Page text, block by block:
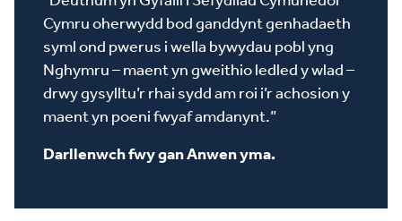
Cymru oherwydd bod ganddynt genhadaeth
syml ond pwerus i wella bywydau pobl yng
Nghymru – maent yn gweithio ledled y wlad –
drwy gysylltu’r rhai sydd am roi i’r achosion y
maent yn poeni fwyaf amdanynt.”
Darllenwch fwy gan Anwen yma.